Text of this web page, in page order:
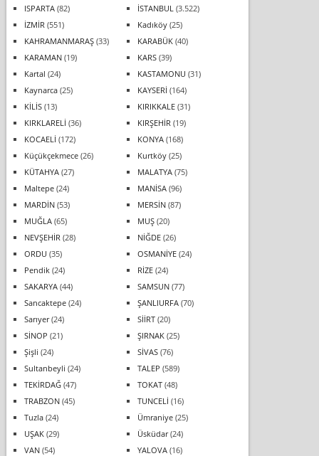
ISPARTA(82) İSTANBUL (3.522)
İZMİR (551) Kadıköy(25)
KAHRAMANMARAŞ(33) KARABÜK(40)
KARAMAN(19) KARS(39)
Kartal (24) KASTAMONU (31)
Kaynarca(25) KAYSERİ (164)
KİLİS(13) KIRIKKALE(31)
KIRKLARELİ (36) KIRŞEHİR (19)
KOCAELİ (172) KONYA(168)
Küçükçekmece(26) Kurtköy(25)
KÜTAHYA(27) MALATYA(75)
Maltepe(24) MANİSA(96)
MARDİN(53) MERSİN(87)
MUĞLA(65) MUŞ(20)
NEVŞEHİR (28) NİĞDE(26)
ORDU (35) OSMANİYE(24)
Pendik(24) RİZE(24)
SAKARYA(44) SAMSUN(77)
Sancaktepe(24) ŞANLIURFA(70)
Sarıyer(24) SİİRT(20)
SİNOP (21) ŞIRNAK(25)
Şişli (24) SİVAS(76)
Sultanbeyli (24) TALEP (589)
TEKİRDAĞ(47) TOKAT(48)
TRABZON(45) TUNCELİ (16)
Tuzla(24) Ümraniye(25)
UŞAK(29) Üsküdar(24)
VAN(54) YALOVA(16)